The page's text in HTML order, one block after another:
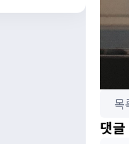
목
댓글